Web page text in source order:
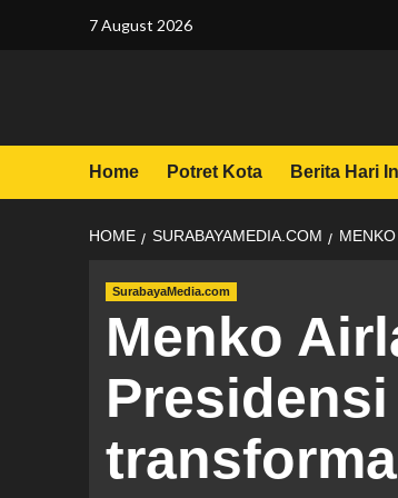
7 August 2026
Home Potret Kota Berita Hari
HOME SURABAYAMEDIA.COM
SurabayaMedia.com
Menko